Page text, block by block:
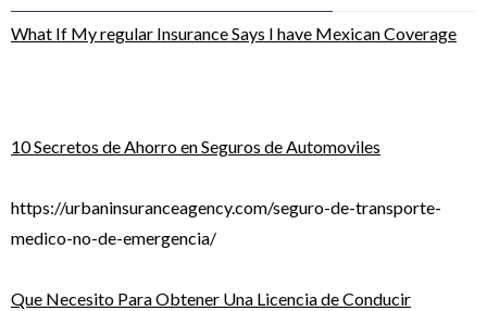
What If My regular Insurance Says I have Mexican Coverage
10 Secretos de Ahorro en Seguros de Automoviles
https://urbaninsuranceagency.com/seguro-de-transporte-
medico-no-de-emergencia/
Que Necesito Para Obtener Una Licencia de Conducir